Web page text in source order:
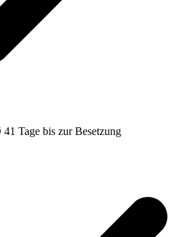
Tage bis zur Besetzung